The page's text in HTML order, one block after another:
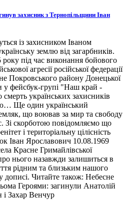
захисник з Тернопільщини Іван
із захисником Іваном
землю від загарбників.
під час виконання бойового
агресії російської федерації
Покровського району Донецької
у фейсбук-групі "Наш край -
українських захисників
Ще один український
що воював за мир та свободу
Зі скорботою повідомляємо що
і територіальну цілісність
Іван Ярославович 10.08.1969
Красне Гримайлівської
нього назавжди залишиться в
рідним та близьким нашого
дописі. Читайте також: Небесне
Героями: загинули Анатолій
Захар Венчур